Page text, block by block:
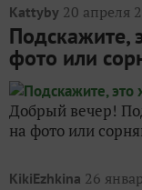
Kattyby 20 апреля
Подскажите,
фото или
Добрый вечер!
на фото или
KikiEzhkina 26